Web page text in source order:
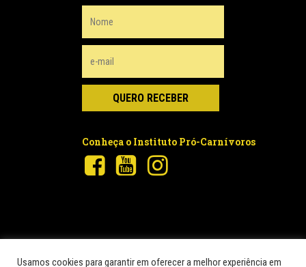
Conheça o Instituto Pró-Carnívoros
Usamos cookies para garantir em oferecer a melhor experiência em